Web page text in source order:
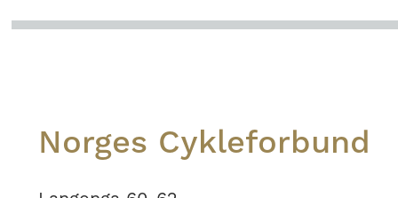
Norges Cykleforbund